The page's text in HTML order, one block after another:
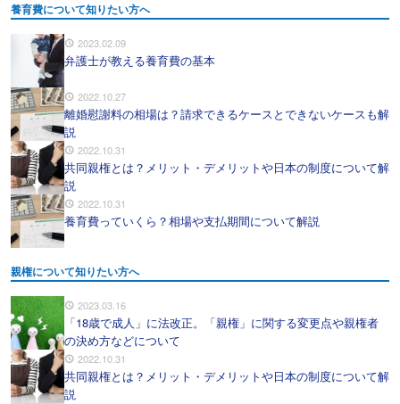
養育費について知りたい方へ
2023.02.09
弁護士が教える養育費の基本
2022.10.27
離婚慰謝料の相場は？請求できるケースとできないケースも解
説
2022.10.31
共同親権とは？メリット・デメリットや日本の制度について解
説
2022.10.31
養育費っていくら？相場や支払期間について解説
親権について知りたい方へ
2023.03.16
「18歳で成人」に法改正。「親権」に関する変更点や親権者
の決め方などについて
2022.10.31
共同親権とは？メリット・デメリットや日本の制度について解
説